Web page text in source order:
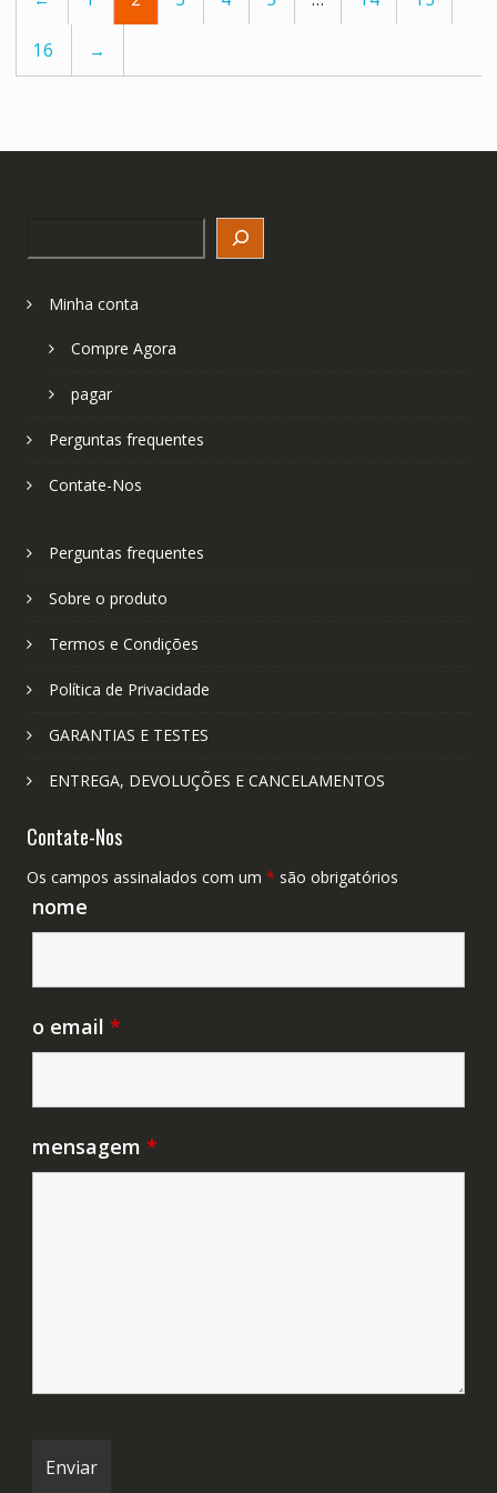
16 →
Minha conta
Compre Agora
pagar
Perguntas frequentes
Contate-Nos
Perguntas frequentes
Sobre o produto
Termos e Condições
Política de Privacidade
GARANTIAS E TESTES
ENTREGA, DEVOLUÇÕES E CANCELAMENTOS
Contate-Nos
Os campos assinalados com um * são obrigatórios
nome
o email *
mensagem *